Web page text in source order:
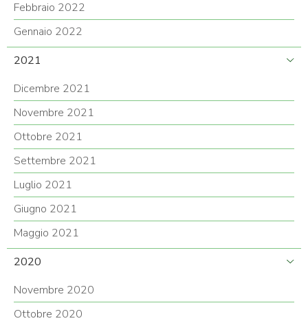
Febbraio 2022
Gennaio 2022
2021
Dicembre 2021
Novembre 2021
Ottobre 2021
Settembre 2021
Luglio 2021
Giugno 2021
Maggio 2021
2020
Novembre 2020
Ottobre 2020